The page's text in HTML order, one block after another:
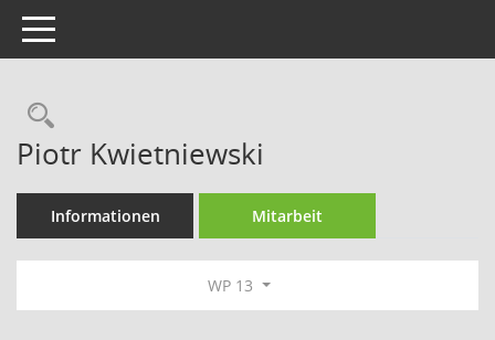
Toggle navigation
Rechercheauswahl
Piotr Kwietniewski
Informationen Mitarbeit
WP 13